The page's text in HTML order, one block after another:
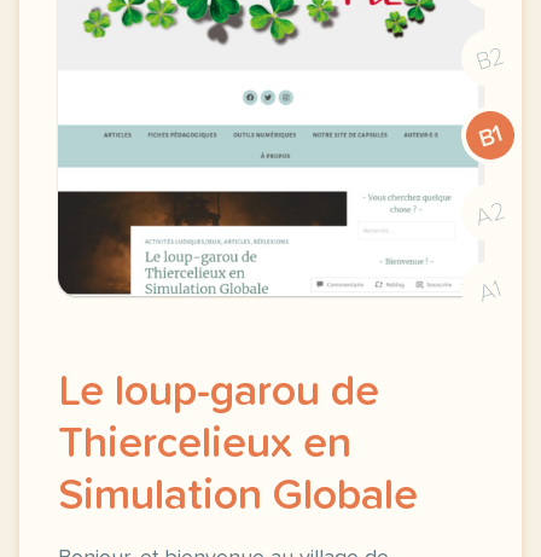
B2
B1
A2
A1
Le loup-garou de
Thiercelieux en
Simulation Globale